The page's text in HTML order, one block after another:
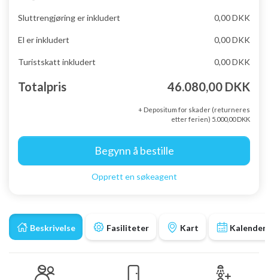
Beskrivelse Fasiliteter Kart Kalender
Sluttrengjøring er inkludert 0,00 DKK
El er inkludert 0,00 DKK
Turistskatt inkludert 0,00 DKK
Totalpris 46.080,00 DKK
+ Depositum for skader (returneres
etter ferien) 5.000,00 DKK
Begynn å bestille
Opprett en søkeagent